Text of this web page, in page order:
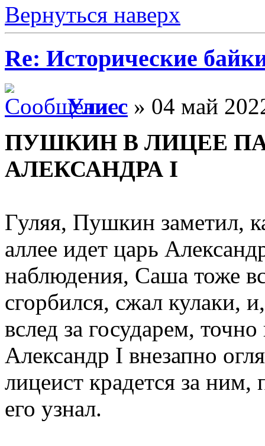
Вернуться наверх
Re: Исторические
Улисс » 04 май
ПУШКИН В ЛИЦЕЕ
АЛЕКСАНДРА I
Гуляя, Пушкин заметил,
аллее идет царь
наблюдения, Саша тоже
сгорбился, сжал кулаки,
вслед за государем,
Александр I внезапно
лицеист крадется за
его узнал.